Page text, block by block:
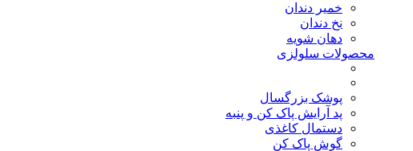
خمیر دندان
نخ دندان
دهان شویه
محصولات سلولزی
پوشک بزرگسال
پد آرایش پاک کن و پنبه
دستمال کاغذی
گوش پاک کن